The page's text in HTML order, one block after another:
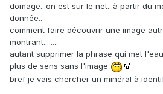
domage...on est sur le net...à partir du
donnée...
comment faire découvrir une image
montrant........
autant supprimer la phrase qui met
plus de sens sans l'image
bref je vais chercher un minéral à